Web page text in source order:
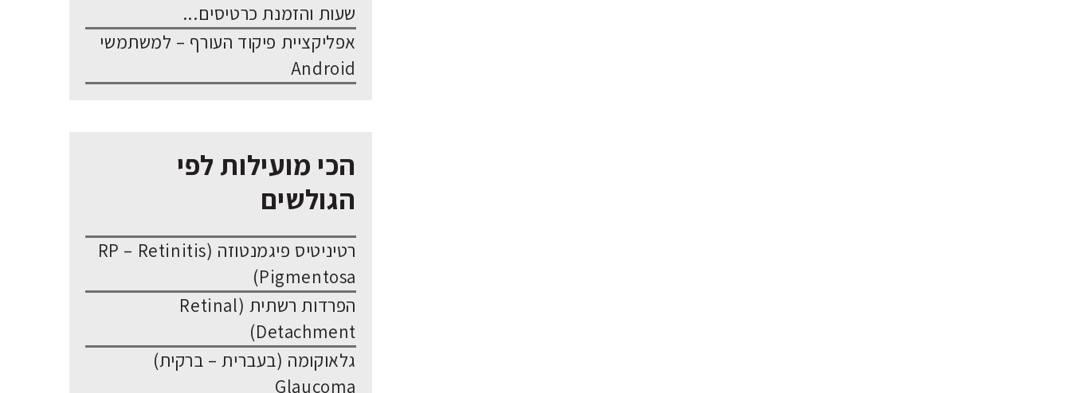
שעות והזמנת כרטיסים...
אפליקציית פיקוד העורף – למשתמשי
Android
הכי מועילות לפי
הגולשים
רטיניטיס פיגמנטוזה (RP – Retinitis
Pigmentosa)
הפרדות רשתית (Retinal
Detachment)
גלאוקומה (בעברית – ברקית)
Glaucoma